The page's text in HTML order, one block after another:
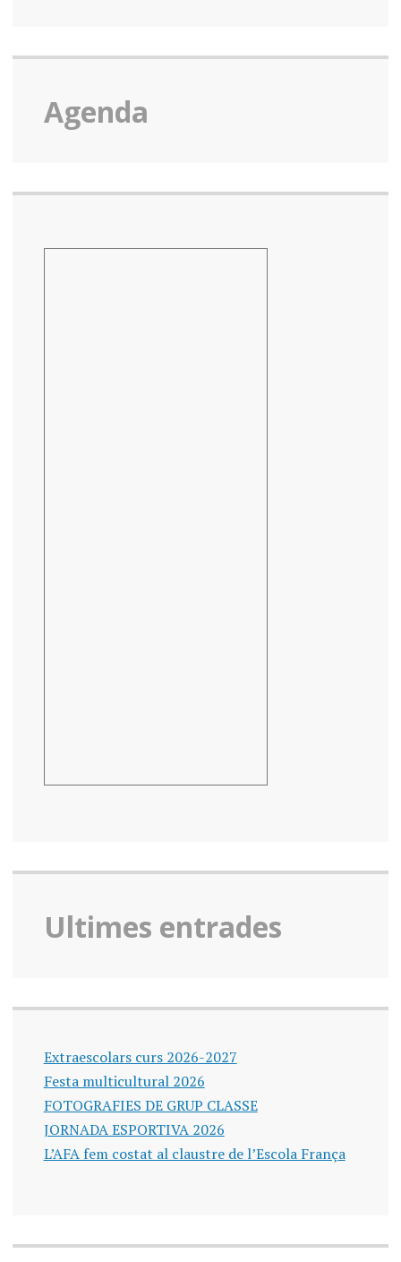
Agenda
Ultimes entrades
Extraescolars curs 2026-2027
Festa multicultural 2026
FOTOGRAFIES DE GRUP CLASSE
JORNADA ESPORTIVA 2026
L’AFA fem costat al claustre de l’Escola França